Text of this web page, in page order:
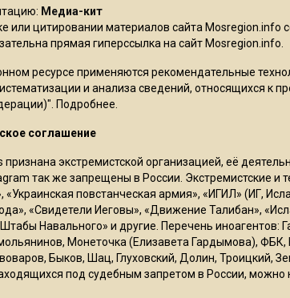
Медиа-кит
или цитировании материалов сайта Mosregion.info
прямая гиперссылка на сайт Mosregion.info.
ресурсе применяются рекомендательные
и анализа сведений, относящихся к
Подробнее
соглашение
экстремистской организацией, её
так же запрещены в России. Экстремистские
«Украинская повстанческая армия», «ИГИЛ» (ИГ,
«Свидетели Иеговы», «Движение Талибан»,
Навального» и другие. Перечень
Монеточка (Елизавета Гардымова),
Быков, Шац, Глуховский, Долин, Троицкий,
под судебным запретом в России, можно